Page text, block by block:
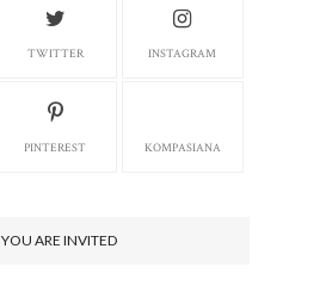
TWITTER INSTAGRAM
PINTEREST KOMPASIANA
YOU ARE INVITED